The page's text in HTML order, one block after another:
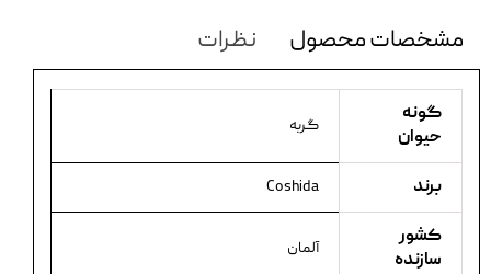
مشخصات محصول نظرات
گونه
حیوان
گربه
برند Coshida
کشور
سازنده
آلمان